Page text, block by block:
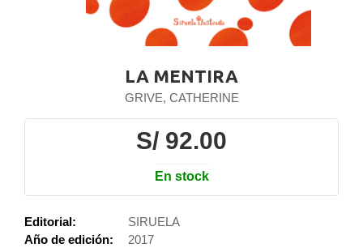
LA MENTIRA
GRIVE, CATHERINE
S/ 92.00
En stock
Editorial:
SIRUELA
Año de edición:
2017